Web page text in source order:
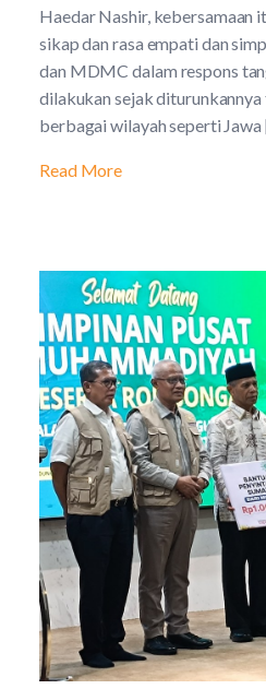
Haedar Nashir, kebersamaan
sikap dan rasa empati dan
dan MDMC dalam respons
dilakukan sejak
berbagai wilayah seperti
Read More